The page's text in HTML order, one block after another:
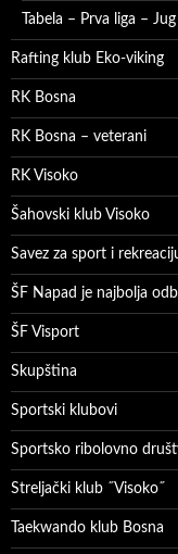
Tabela – Prva liga –
Rafting klub Eko-viking
RK Bosna
RK Bosna – veterani
RK Visoko
Šahovski klub Visoko
Savez za sport i
ŠF Napad je najbolja
ŠF Visport
Skupština
Sportski klubovi
Sportsko ribolovno
Streljački klub ˝Visoko˝
Taekwando klub Bosna